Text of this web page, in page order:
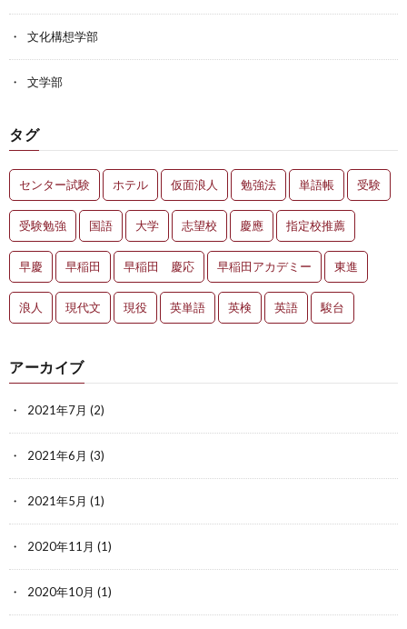
文化構想学部
文学部
タグ
センター試験 ホテル 仮面浪人 勉強法 単語帳 受験
受験勉強 国語 大学 志望校 慶應 指定校推薦
早慶 早稲田 早稲田 慶応 早稲田アカデミー 東進
浪人 現代文 現役 英単語 英検 英語 駿台
アーカイブ
2021年7月 (2)
2021年6月 (3)
2021年5月 (1)
2020年11月 (1)
2020年10月 (1)